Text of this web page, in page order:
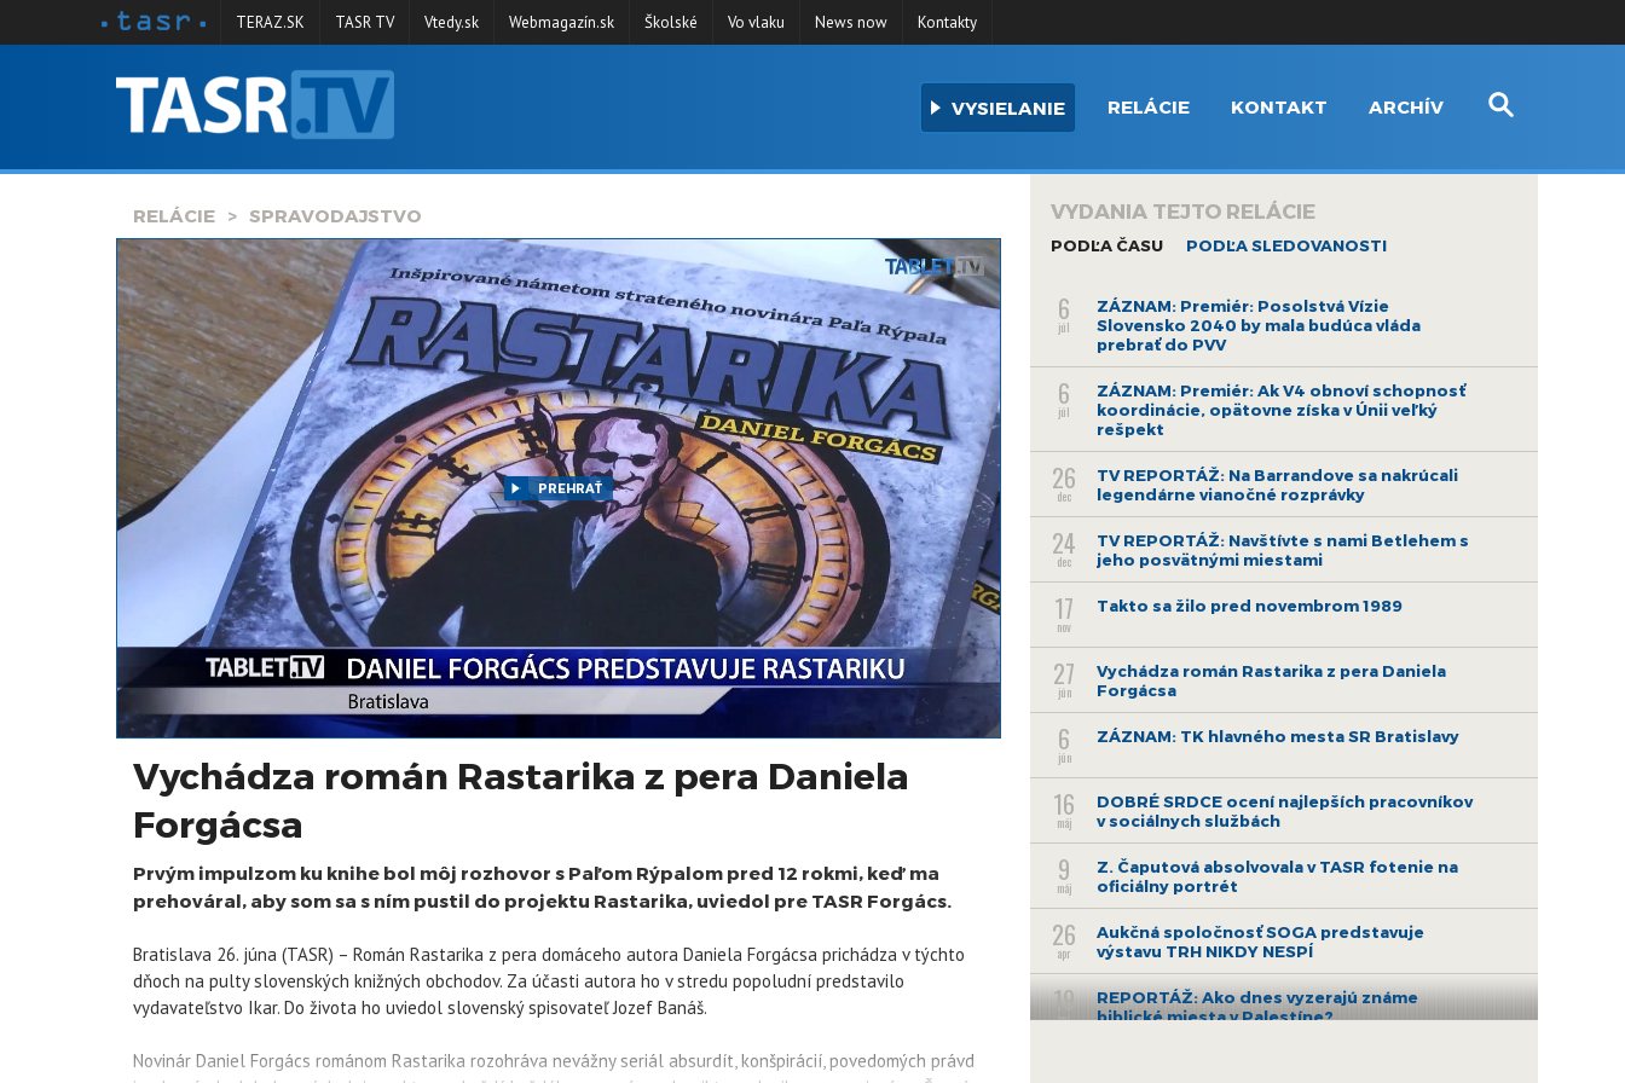
SPRAVODAJSTVO
KONTAKT
ARCHÍV
TERAZ.SK TASR TV Vtedy.sk Webmagazín.sk Školské Vo vlaku News now Kontakty
VYSIELANIE RELÁCIE KONTAKT ARCHÍV
RELÁCIE SPRAVODAJSTVO
PREHRAŤ
Vychádza román Rastarika z pera Daniela
Forgácsa
Prvým impulzom ku knihe bol môj rozhovor s Paľom Rýpalom pred 12 rokmi, keď ma
prehováral, aby som sa s ním pustil do projektu Rastarika, uviedol pre TASR Forgács.
Bratislava 26. júna (TASR) – Román Rastarika z pera domáceho autora Daniela Forgácsa prichádza v týchto
dňoch na pulty slovenských knižných obchodov. Za účasti autora ho v stredu popoludní predstavilo
vydavateľstvo Ikar. Do života ho uviedol slovenský spisovateľ Jozef Banáš.
Novinár Daniel Forgács románom Rastarika rozohráva nevážny seriál absurdít, konšpirácií, povedomých právd
VYDANIA TEJTO RELÁCIE
PODĽA ČASU PODĽA SLEDOVANOSTI
6
júl
ZÁZNAM: Premiér: Posolstvá Vízie
Slovensko 2040 by mala budúca vláda
prebrať do PVV
6
júl
ZÁZNAM: Premiér: Ak V4 obnoví schopnosť
koordinácie, opätovne získa v Únii veľký
rešpekt
26
dec
TV REPORTÁŽ: Na Barrandove sa nakrúcali
legendárne vianočné rozprávky
24
dec
TV REPORTÁŽ: Navštívte s nami Betlehem s
jeho posvätnými miestami
17
nov
Takto sa žilo pred novembrom 1989
27
jún
Vychádza román Rastarika z pera Daniela
Forgácsa
6
jún
ZÁZNAM: TK hlavného mesta SR Bratislavy
16
máj
DOBRÉ SRDCE ocení najlepších pracovníkov
v sociálnych službách
9
máj
Z. Čaputová absolvovala v TASR fotenie na
oficiálny portrét
26
apr
Aukčná spoločnosť SOGA predstavuje
výstavu TRH NIKDY NESPÍ
19
apr
REPORTÁŽ: Ako dnes vyzerajú známe
biblické miesta v Palestíne?